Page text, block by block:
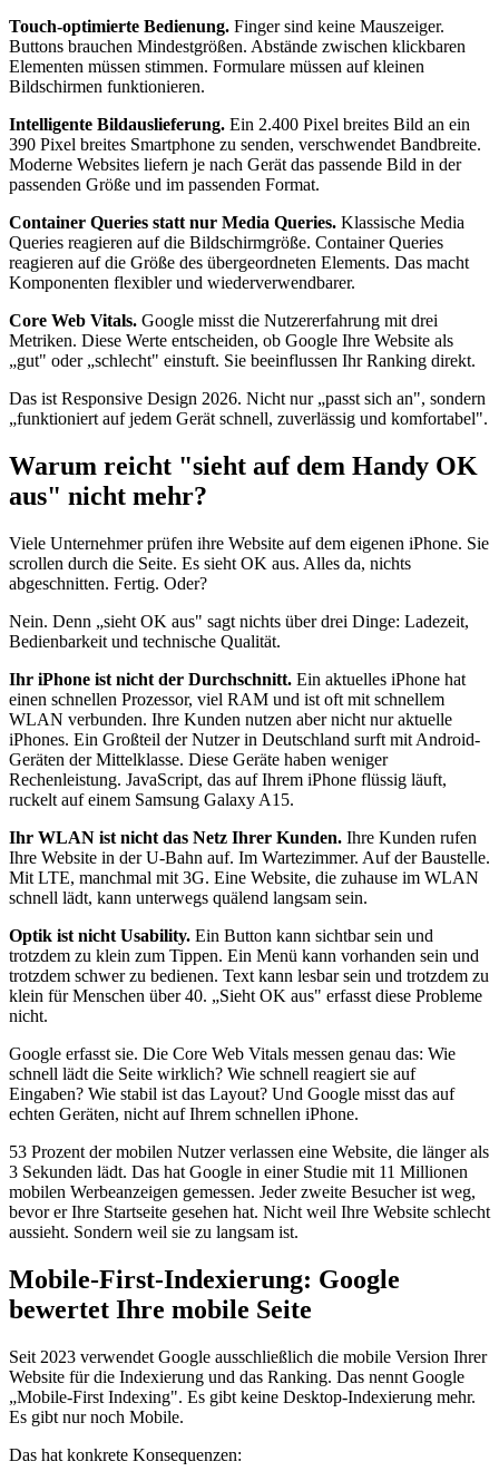
Touch-optimierte Bedienung. Finger sind keine Mauszeiger.
Buttons brauchen Mindestgrößen. Abstände zwischen klickbaren
Elementen müssen stimmen. Formulare müssen auf kleinen
Bildschirmen funktionieren.
Intelligente Bildauslieferung. Ein 2.400 Pixel breites Bild an ein
390 Pixel breites Smartphone zu senden, verschwendet Bandbreite.
Moderne Websites liefern je nach Gerät das passende Bild in der
passenden Größe und im passenden Format.
Container Queries statt nur Media Queries. Klassische Media
Queries reagieren auf die Bildschirmgröße. Container Queries
reagieren auf die Größe des übergeordneten Elements. Das macht
Komponenten flexibler und wiederverwendbarer.
Core Web Vitals. Google misst die Nutzererfahrung mit drei
Metriken. Diese Werte entscheiden, ob Google Ihre Website als
„gut" oder „schlecht" einstuft. Sie beeinflussen Ihr Ranking direkt.
Das ist Responsive Design 2026. Nicht nur „passt sich an", sondern
„funktioniert auf jedem Gerät schnell, zuverlässig und komfortabel".
Warum reicht "sieht auf dem Handy OK
aus" nicht mehr?
Viele Unternehmer prüfen ihre Website auf dem eigenen iPhone. Sie
scrollen durch die Seite. Es sieht OK aus. Alles da, nichts
abgeschnitten. Fertig. Oder?
Nein. Denn „sieht OK aus" sagt nichts über drei Dinge: Ladezeit,
Bedienbarkeit und technische Qualität.
Ihr iPhone ist nicht der Durchschnitt. Ein aktuelles iPhone hat
einen schnellen Prozessor, viel RAM und ist oft mit schnellem
WLAN verbunden. Ihre Kunden nutzen aber nicht nur aktuelle
iPhones. Ein Großteil der Nutzer in Deutschland surft mit Android-
Geräten der Mittelklasse. Diese Geräte haben weniger
Rechenleistung. JavaScript, das auf Ihrem iPhone flüssig läuft,
ruckelt auf einem Samsung Galaxy A15.
Ihr WLAN ist nicht das Netz Ihrer Kunden. Ihre Kunden rufen
Ihre Website in der U-Bahn auf. Im Wartezimmer. Auf der Baustelle.
Mit LTE, manchmal mit 3G. Eine Website, die zuhause im WLAN
schnell lädt, kann unterwegs quälend langsam sein.
Optik ist nicht Usability. Ein Button kann sichtbar sein und
trotzdem zu klein zum Tippen. Ein Menü kann vorhanden sein und
trotzdem schwer zu bedienen. Text kann lesbar sein und trotzdem zu
klein für Menschen über 40. „Sieht OK aus" erfasst diese Probleme
nicht.
Google erfasst sie. Die Core Web Vitals messen genau das: Wie
schnell lädt die Seite wirklich? Wie schnell reagiert sie auf
Eingaben? Wie stabil ist das Layout? Und Google misst das auf
echten Geräten, nicht auf Ihrem schnellen iPhone.
53 Prozent der mobilen Nutzer verlassen eine Website, die länger als
3 Sekunden lädt. Das hat Google in einer Studie mit 11 Millionen
mobilen Werbeanzeigen gemessen. Jeder zweite Besucher ist weg,
bevor er Ihre Startseite gesehen hat. Nicht weil Ihre Website schlecht
aussieht. Sondern weil sie zu langsam ist.
Mobile-First-Indexierung: Google
bewertet Ihre mobile Seite
Seit 2023 verwendet Google ausschließlich die mobile Version Ihrer
Website für die Indexierung und das Ranking. Das nennt Google
„Mobile-First Indexing". Es gibt keine Desktop-Indexierung mehr.
Es gibt nur noch Mobile.
Das hat konkrete Konsequenzen: